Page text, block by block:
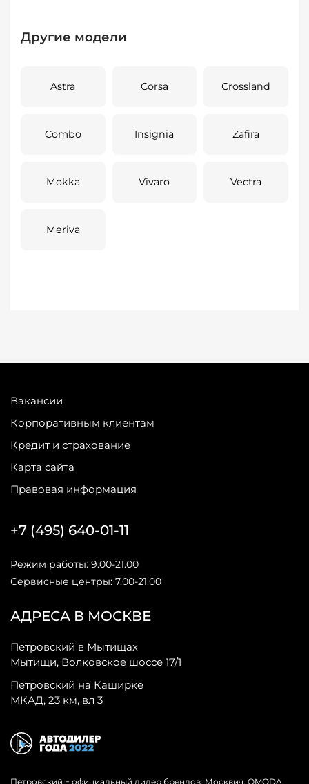
Другие модели
Astra Corsa Crossland
Combo Insignia Zafira
Mokka Vivaro Vectra
Meriva
Вакансии
Корпоративным клиентам
Кредит и страхование
Карта сайта
Правовая информация
АДРЕСА В МОСКВЕ
Петровский в Мытищах
Мытищи, Волковское шоссе 17/1
Петровский на Каширке
МКАД, 23 км, вл 3
+7 (495) 640-01-11
Режим работы: 9.00-21.00
Сервисные центры: 7.00-21.00
Петровский − официальный дилер брендов: Москвич, OMODA,